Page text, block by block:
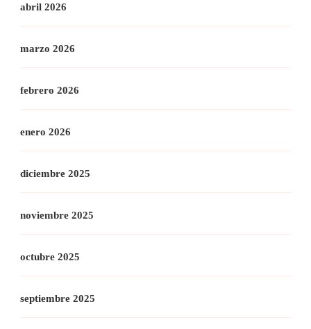
abril 2026
marzo 2026
febrero 2026
enero 2026
diciembre 2025
noviembre 2025
octubre 2025
septiembre 2025